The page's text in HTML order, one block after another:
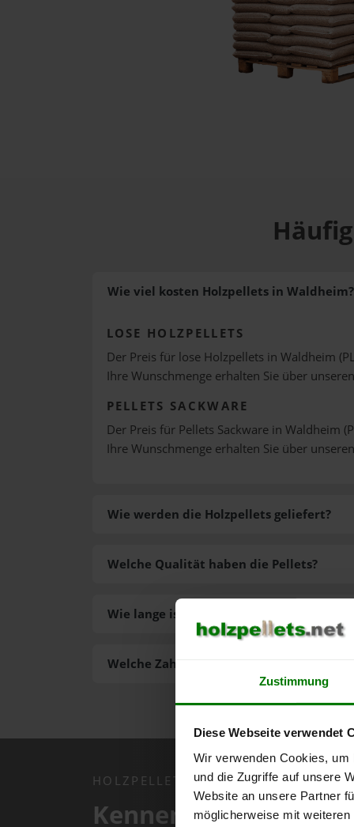
Zustimmung
Diese Webseite verwendet
Wir verwenden Cookies,
und die Zugriffe auf unsere
Website an unsere Partner
möglicherweise mit
Wie viel kosten Holzpellets in Waldheim?
LOSE HOLZPELLETS
Der Preis für lose Holzpellets in Waldheim
Ihre Wunschmenge erhalten Sie über unseren
PELLETS SACKWARE
Der Preis für Pellets Sackware in Waldheim
Ihre Wunschmenge erhalten Sie über unseren
Wie werden die Holzpellets geliefert?
Welche Zahlungsarten gibt es?
Welche Qualität haben die Pellets?
Wie lange ist die Lieferzeit der Pellets?
HOLZPELLETS.NET APP
Kennen Sie schon